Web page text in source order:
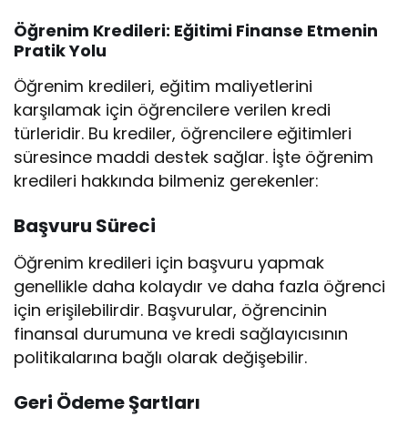
Öğrenim Kredileri: Eğitimi Finanse Etmenin
Pratik Yolu
Öğrenim kredileri, eğitim maliyetlerini
karşılamak için öğrencilere verilen kredi
türleridir. Bu krediler, öğrencilere eğitimleri
süresince maddi destek sağlar. İşte öğrenim
kredileri hakkında bilmeniz gerekenler:
Başvuru Süreci
Öğrenim kredileri için başvuru yapmak
genellikle daha kolaydır ve daha fazla öğrenci
için erişilebilirdir. Başvurular, öğrencinin
finansal durumuna ve kredi sağlayıcısının
politikalarına bağlı olarak değişebilir.
Geri Ödeme Şartları